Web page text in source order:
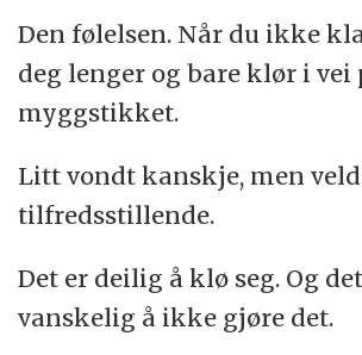
Den følelsen. Når du ikke
deg lenger og bare klør i vei
myggstikket.
Litt vondt kanskje, men
tilfredsstillende.
Det er deilig å klø seg. Og
vanskelig å ikke gjøre det.